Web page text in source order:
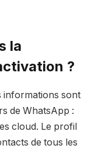
la
?
informations sont
de WhatsApp :
cloud. Le profil
de tous les